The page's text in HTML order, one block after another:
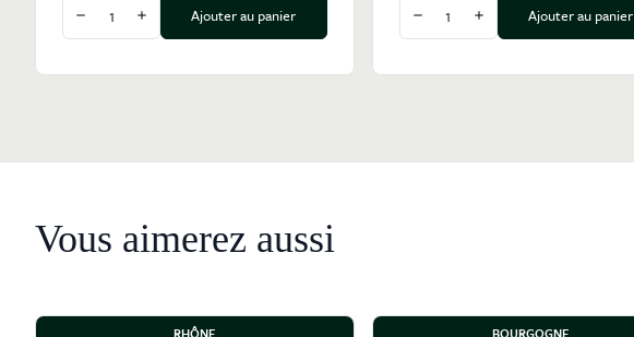
Diminuer la quantité
Augmenter la quantité
Ajouter au panier
Diminuer la quantité
Augmenter la quantité
Ajouter au panier
Vous aimerez aussi